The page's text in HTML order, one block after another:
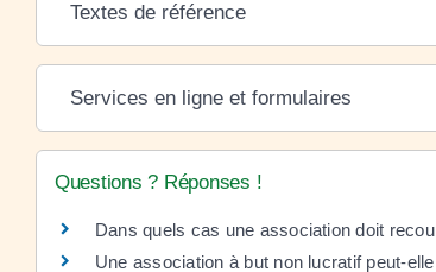
Textes de référence
Services en ligne et formulaires
Questions ? Réponses !
Dans quels cas une association doit
Une association à but non lucratif peut-